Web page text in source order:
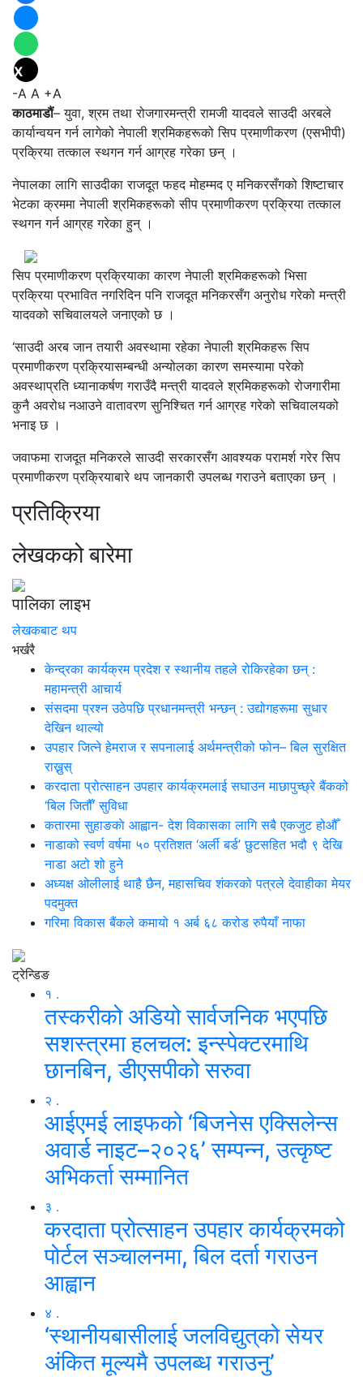
X
-A A +A
काठमाडौं– युवा, श्रम तथा रोजगारमन्त्री रामजी यादवले साउदी अरबले
कार्यान्वयन गर्न लागेको नेपाली श्रमिकहरूको सिप प्रमाणीकरण (एसभीपी)
प्रक्रिया तत्काल स्थगन गर्न आग्रह गरेका छन् ।
नेपालका लागि साउदीका राजदूत फहद मोहम्मद ए मनिकरसँगको शिष्टाचार
भेटका क्रममा नेपाली श्रमिकहरूको सीप प्रमाणीकरण प्रक्रिया तत्काल
स्थगन गर्न आग्रह गरेका हुन् ।
सिप प्रमाणीकरण प्रक्रियाका कारण नेपाली श्रमिकहरूको भिसा
प्रक्रिया प्रभावित नगरिदिन पनि राजदूत मनिकरसँग अनुरोध गरेको मन्त्री
यादवको सचिवालयले जनाएको छ ।
‘साउदी अरब जान तयारी अवस्थामा रहेका नेपाली श्रमिकहरू सिप
प्रमाणीकरण प्रक्रियासम्बन्धी अन्योलका कारण समस्यामा परेको
अवस्थाप्रति ध्यानाकर्षण गराउँदै मन्त्री यादवले श्रमिकहरूको रोजगारीमा
कुनै अवरोध नआउने वातावरण सुनिश्चित गर्न आग्रह गरेको सचिवालयको
भनाइ छ ।
जवाफमा राजदूत मनिकरले साउदी सरकारसँग आवश्यक परामर्श गरेर सिप
प्रमाणीकरण प्रक्रियाबारे थप जानकारी उपलब्ध गराउने बताएका छन् ।
प्रतिक्रिया
लेखकको बारेमा
पालिका लाइभ
लेखकबाट थप
भर्खरै
केन्द्रका कार्यक्रम प्रदेश र स्थानीय तहले रोकिरहेका छन् :
महामन्त्री आचार्य
संसदमा प्रश्न उठेपछि प्रधानमन्त्री भन्छन् : उद्योगहरूमा सुधार
देखिन थाल्यो
उपहार जित्ने हेमराज र सपनालाई अर्थमन्त्रीको फोन– बिल सुरक्षित
राख्नुस्
करदाता प्रोत्साहन उपहार कार्यक्रमलाई सघाउन माछापुच्छ्रे बैंकको
‘बिल जितौँ’ सुविधा
कतारमा सुहाङकाे आह्वान- देश विकासका लागि सबै एकजुट होऔँ
नाडाको स्वर्ण वर्षमा ५० प्रतिशत ‘अर्ली बर्ड’ छुटसहित भदौ ९ देखि
नाडा अटो शो हुने
अध्यक्ष ओलीलाई थाहै छैन, महासचिव शंकरको पत्रले देवाहीका मेयर
पदमुक्त
गरिमा विकास बैंकले कमायो १ अर्ब ६८ करोड रुपैयाँ नाफा
ट्रेन्डिङ
१ .
तस्करीको अडियो सार्वजनिक भएपछि
सशस्त्रमा हलचल: इन्स्पेक्टरमाथि
छानबिन, डीएसपीको सरुवा
२ .
आईएमई लाइफको ‘बिजनेस एक्सिलेन्स
अवार्ड नाइट–२०२६’ सम्पन्न, उत्कृष्ट
अभिकर्ता सम्मानित
३ .
करदाता प्रोत्साहन उपहार कार्यक्रमको
पोर्टल सञ्चालनमा, बिल दर्ता गराउन
आह्वान
४ .
‘स्थानीयबासीलाई जलविद्युत्‌को सेयर
अंकित मूल्यमै उपलब्ध गराउनु’